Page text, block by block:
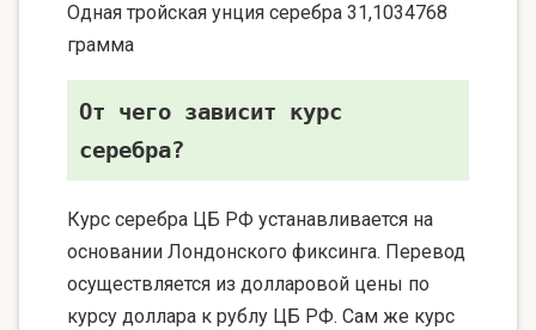
Одная тройская унция серебра 31,1034768
грамма
От чего зависит курс
серебра?
Курс серебра ЦБ РФ устанавливается на
основании Лондонского фиксинга. Перевод
осуществляется из долларовой цены по
курсу доллара к рублу ЦБ РФ. Сам же курс